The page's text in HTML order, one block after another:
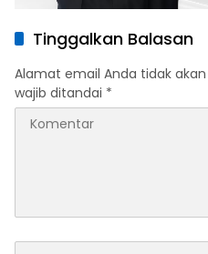
Tinggalkan Balasan
Alamat email Anda tidak akan
wajib ditandai *